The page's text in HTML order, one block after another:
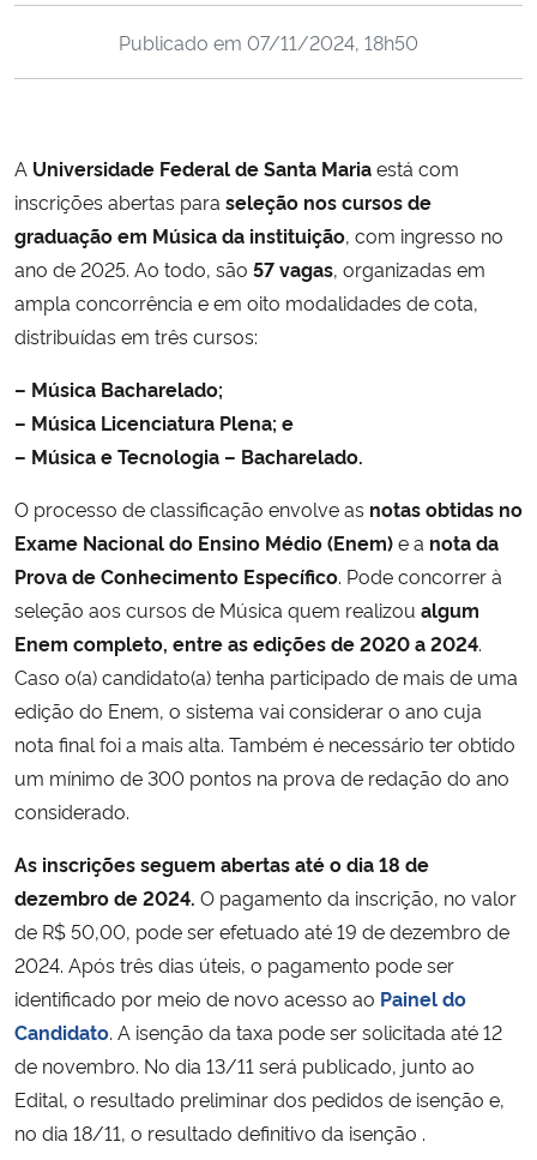
Ministério de Minas e Energia
Ministério do Meio Ambiente
Ministério do Turismo
Ministério do Desenvolvimento Regional
Ministério da Mulher, da Família e dos Direitos Humanos
Gabinete de Segurança Institucional
Advocacia-Geral da União
Banco Central do Brasil
Planalto
Publicado em 07/11/2024, 18h50
A Universidade Federal de Santa Mariaestá com
inscrições abertas para seleção nos cursos de
graduação em Música da instituição, com ingresso no
ano de 2025. Ao todo, são 57 vagas, organizadas em
ampla concorrência e em oito modalidades de cota,
distribuídas em três cursos:
– Música Bacharelado;
– Música Licenciatura Plena; e
– Música e Tecnologia – Bacharelado.
O processo de classificação envolve as notas obtidas no
Exame Nacional do Ensino Médio (Enem)e a nota da
Prova de Conhecimento Específico. Pode concorrer à
seleção aos cursos de Música quem realizou algum
Enem completo, entre as edições de 2020 a 2024.
Caso o(a) candidato(a) tenha participado de mais de uma
edição do Enem, o sistema vai considerar o ano cuja
nota final foi a mais alta. Também é necessário ter obtido
um mínimo de 300 pontos na prova de redação do ano
considerado.
As inscrições seguem abertas até o dia 18 de
dezembro de 2024. O pagamento da inscrição, no valor
de R$ 50,00, pode ser efetuado até 19 de dezembro de
2024. Após três dias úteis, o pagamento pode ser
identificado por meio de novo acesso ao Painel do
Candidato. A isenção da taxa pode ser solicitada até 12
de novembro. No dia 13/11 será publicado, junto ao
Edital, o resultado preliminar dos pedidos de isenção e,
no dia 18/11, o resultado definitivo da isenção .